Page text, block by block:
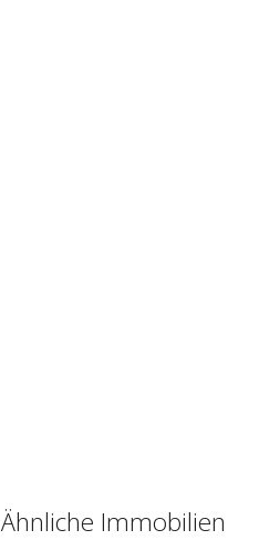
Ähnliche Immobilien